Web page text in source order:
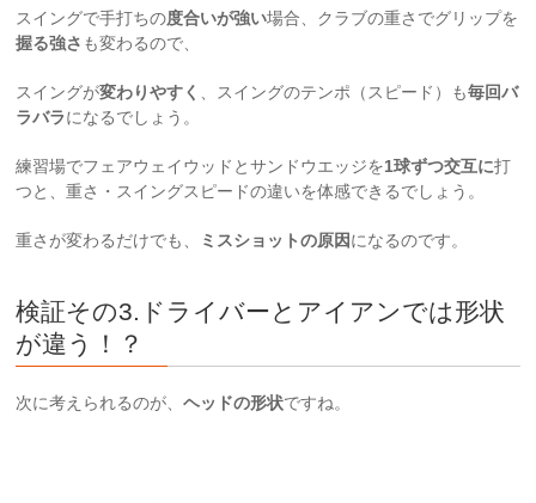
スイングで手打ちの度合いが強い場合、クラブの重さでグリップを
握る強さ も変わるので、
スイングが変わりやすく 、スイングのテンポ（スピード）も毎回バ
ラバラになるでしょう。
練習場でフェアウェイウッドとサンドウエッジを1球ずつ交互に打
つと、重さ・スイングスピードの違いを体感できるでしょう。
重さが変わるだけでも、 ミスショットの原因になるのです。
検証その3.ドライバーとアイアンでは形状
が違う！？
次に考えられるのが、ヘッドの形状ですね。